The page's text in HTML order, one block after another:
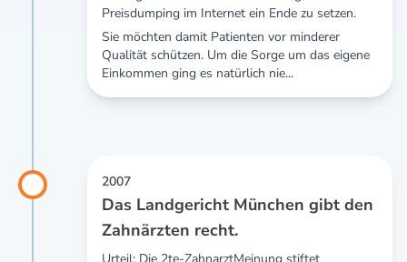
Preisdumping im Internet ein Ende zu setzen.
Sie möchten damit Patienten vor minderer
Qualität schützen. Um die Sorge um das eigene
Einkommen ging es natürlich nie...
2007
Das Landgericht München gibt den
Zahnärzten recht.